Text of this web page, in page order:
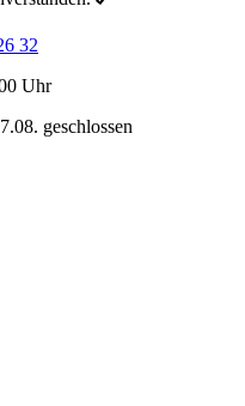
32
Uhr
geschlossen